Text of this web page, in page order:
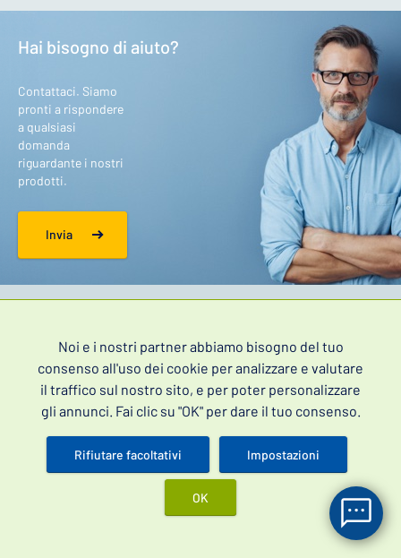
Hai bisogno di aiuto?
Contattaci. Siamo
pronti a rispondere
a qualsiasi
domanda
riguardante i nostri
prodotti.
Invia
Registrandoti acconsenti al trattamento dei tuoidati personali.
Noi e i nostri partner abbiamo bisogno del tuo
consenso all'uso dei cookie per analizzare e valutare
il traffico sul nostro sito, e per poter personalizzare
gli annunci. Fai clic su "OK" per dare il tuo consenso.
Rifiutare facoltativi Impostazioni
OK